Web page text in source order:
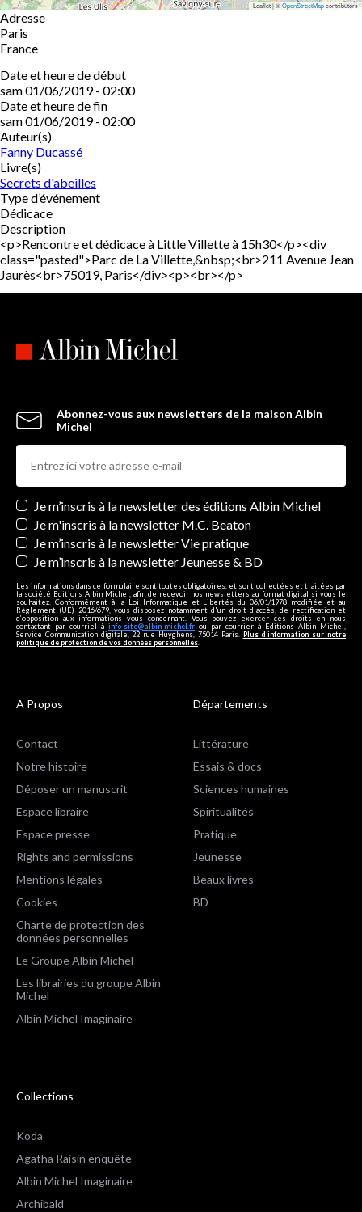
Leaflet | ©OpenStreetMapcontributors
Adresse
Paris
France
Date et heure de début
sam 01/06/2019 - 02:00
Date et heure de fin
sam 01/06/2019 - 02:00
Auteur(s)
Fanny Ducassé
Livre(s)
Secrets d'abeilles
Type d’événement
Dédicace
Description
<p>Rencontre et dédicace à Little Villette à 15h30</p><div
class="pasted">Parc de La Villette,&nbsp;<br>211 Avenue Jean
Jaurès<br>75019, Paris</div><p><br></p>
Abonnez-vous aux newsletters de la maison Albin
Michel
Newsletters
Je m’inscris à la newsletter des éditions Albin Michel
Je m'inscris à la newsletter M.C. Beaton
Je m’inscris à la newsletter Vie pratique
Je m’inscris à la newsletter Jeunesse & BD
Les informations dans ce formulaire sont toutes obligatoires, et sont collectées et traitées par
la société Editions Albin Michel, afin de recevoir nos newsletters au format digital si vous le
souhaitez. Conformément à la Loi Informatique et Libertés du 06/01/1978 modifiée et au
Règlement (UE) 2016/679, vous disposez notamment d'un droit d'accès, de rectification et
d’opposition aux informations vous concernant. Vous pouvez exercer ces droits en nous
contactant par courriel à info-site@albin-michel.fr ou par courrier à Editions Albin Michel,
Service Communication digitale, 22 rue Huyghens, 75014 Paris. Plus d’information sur notre
politique de protection de vos données personnelles
A Propos
Contact
Notre histoire
Déposer un manuscrit
Espace libraire
Espace presse
Rights and permissions
Mentions légales
Cookies
Charte de protection des
données personnelles
Le Groupe Albin Michel
Les librairies du groupe Albin
Michel
Albin Michel Imaginaire
Départements
Littérature
Essais & docs
Sciences humaines
Spiritualités
Pratique
Jeunesse
Beaux livres
BD
Collections
Koda
Agatha Raisin enquête
Albin Michel Imaginaire
Archibald